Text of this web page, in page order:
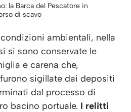
la Barca del Pescatore in
di scavo
ambientali, nella
si sono conservate le
e carena che,
sigillate dai depositi
dal processo di
bacino portuale. I relitti